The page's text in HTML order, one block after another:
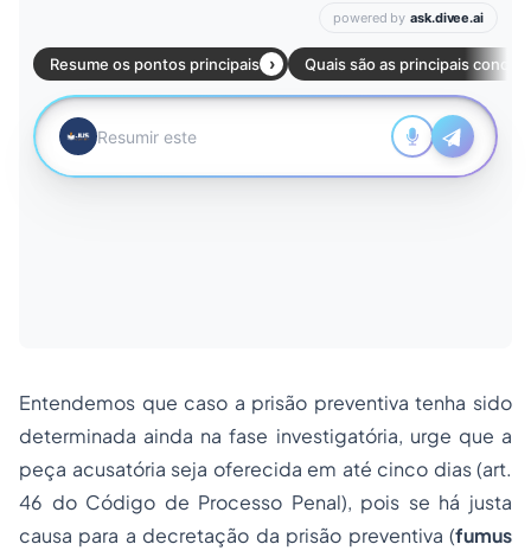
Entendemos que caso a prisão preventiva tenha sido
determinada ainda na fase investigatória, urge que a
peça acusatória seja oferecida em até cinco dias (art.
46 do Código de Processo Penal), pois se há justa
causa para a decretação da prisão preventiva (fumus